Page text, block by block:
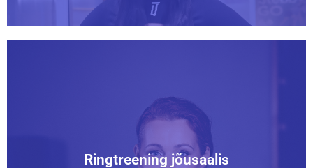
Ringtreening jõusaalis
See on tund treeneriga jõusaalis, mis on sobilik nii algajast
tervisespordi harrastajatele kui ka edasijõudnud
treenijale. Põhiosa toimub “jaamades” ja sooritades
harjutusi nii üla- kui alakehale.